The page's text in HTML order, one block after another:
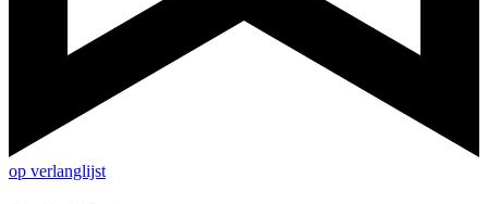
op verlanglijst